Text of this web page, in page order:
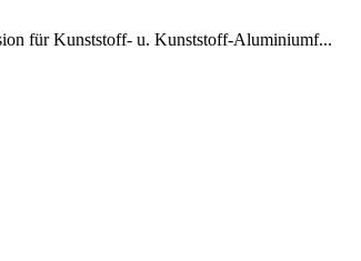
für Kunststoff- u. Kunststoff-Aluminiumf...